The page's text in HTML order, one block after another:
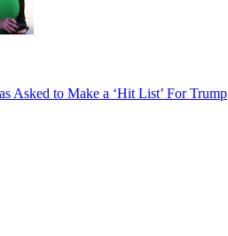
Asked to Make a ‘Hit List’ For Trump